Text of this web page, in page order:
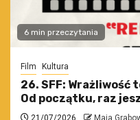
6 min przeczytania
Film Kultura
26. SFF: Wrażliwość
Od początku, raz